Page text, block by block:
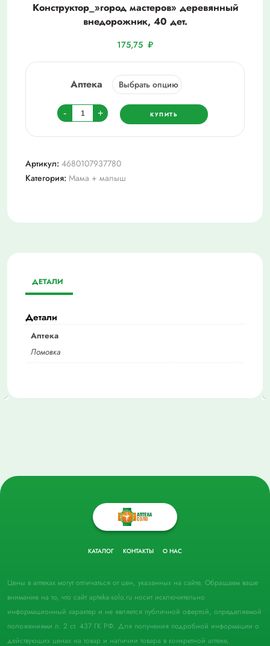
Конструктор_»город мастеров» деревянный
внедорожник, 40 дет.
175,75 ₽
Аптека
-
Количество
товара
Конструктор_"город
деревянный
внедорожник,
+ КУПИТЬ
Артикул: 4680107937780
Категория: Мама + малыш
ДЕТАЛИ
Детали
Аптека
Ломовка
КАТАЛОГ КОНТАКТЫ О НАС
Цены в аптеках могут отличаться от цен, указанных на сайте. Обращаем ваше
внимание на то, что сайт apteka-solo.ru носит исключительно
информационный характер и не является публичной офертой, определяемой
положениями п. 2 ст. 437 ГК РФ. Для получения подробной информации о
действующих ценах на товар и наличии товара в конкретной аптеке,